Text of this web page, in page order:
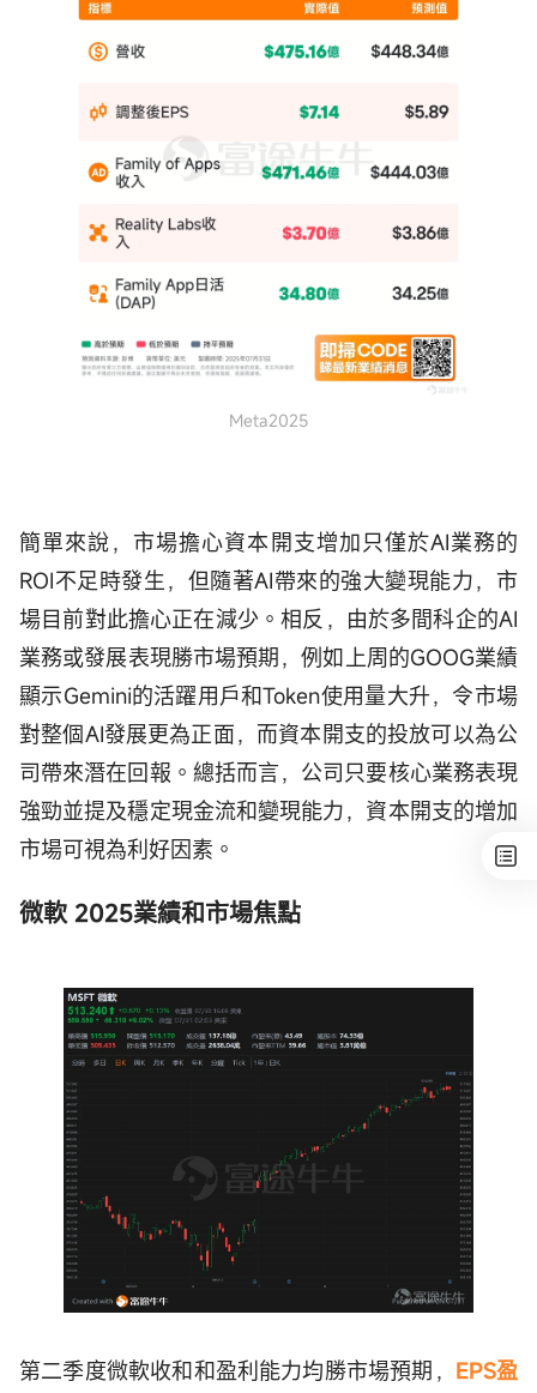
Meta2025
簡單來說，市場擔心資本開支增加只僅於AI業務的
ROI不足時發生，但隨著AI帶來的強大變現能力，市
場目前對此擔心正在減少。相反，由於多間科企的AI
業務或發展表現勝市場預期，例如上周的GOOG業績
顯示Gemini的活躍用戶和Token使用量大升，令市場
對整個AI發展更為正面，而資本開支的投放可以為公
司帶來潛在回報。總括而言，公司只要核心業務表現
強勁並提及穩定現金流和變現能力，資本開支的增加
市場可視為利好因素。
微軟 2025業績和市場焦點
第二季度微軟收和和盈利能力均勝市場預期， EPS盈